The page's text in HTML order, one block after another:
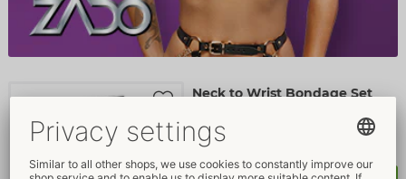
Neck to Wrist Bondage Set
50066350000
PPC: